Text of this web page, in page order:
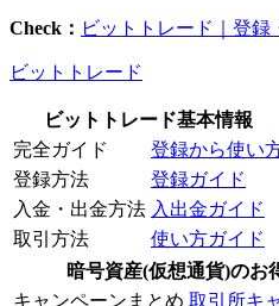
Check： ビットトレード｜登
ビットトレード
ビットトレード基本情報
完全ガイド
登録から使い
登録方法
登録ガイド
入金・出金方法 入出金ガイド
取引方法
使い方ガイド
暗号資産(仮想通貨)のお
キャンペーンまとめ 取引所キ